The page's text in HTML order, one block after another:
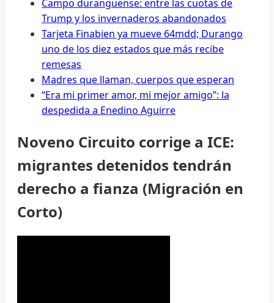
Campo duranguense: entre las cuotas de
Trump y los invernaderos abandonados
Tarjeta Finabien ya mueve 64mdd; Durango
uno de los diez estados que más recibe
remesas
Madres que llaman, cuerpos que esperan
“Era mi primer amor, mi mejor amigo”: la
despedida a Enedino Aguirre
Noveno Circuito corrige a ICE:
migrantes detenidos tendrán
derecho a fianza (Migración en
Corto)